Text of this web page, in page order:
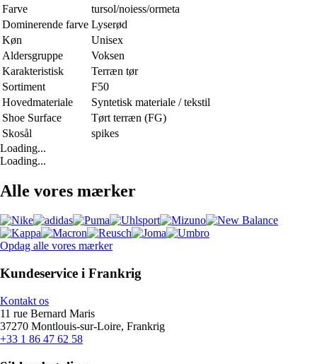
Farve
tursol/noiess/ormeta
Dominerende farve Lyserød
Køn
Unisex
Aldersgruppe
Voksen
Karakteristisk
Terræn tør
Sortiment
F50
Hovedmateriale
Syntetisk materiale / tekstil
Shoe Surface
Tørt terræn (FG)
Skosål
spikes
Loading...
Loading...
Alle vores mærker
Opdag alle vores mærker
Kundeservice i Frankrig
Kontakt os
11 rue Bernard Maris
37270 Montlouis-sur-Loire, Frankrig
+33 1 86 47 62 58